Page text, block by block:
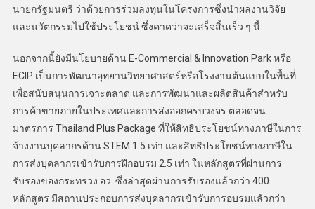
นายกรัฐมนตรี ว่าด้วยการร่วมลงทุนในโครงการซึ่งนำผลงานวิจัย
และนวัตกรรมไปใช้ประโยชน์ ซึ่งคาดว่าจะเสร็จสิ้นเร็ว ๆ นี้
นอกจากนี้ยังมีนโยบายด้าน E-Commercial & Innovation Park หรือ
ECIP เป็นการพัฒนาอุทยานวิทยาศาสตร์หรือโรงงานต้นแบบในพื้นที่
เพื่อสนับสนุนการเจาะตลาด และการพัฒนาและผลิตสินค้าสำหรับ
การค้าขายภายในประเทศและการส่งออกครบวงจร ตลอดจน
มาตรการ Thailand Plus Package ที่ให้สิทธิประโยชน์ทางภาษีในการ
จ้างงานบุคลากรด้าน STEM 1.5 เท่า และสิทธิประโยชน์ทางภาษีใน
การส่งบุคลากรเข้ารับการฝึกอบรม 2.5 เท่า ในหลักสูตรที่ผ่านการ
รับรองของกระทรวง อว. ซึ่งล่าสุดผ่านการรับรองแล้วกว่า 400
หลักสูตร มีสถานประกอบการส่งบุคลากรเข้ารับการอบรมแล้วกว่า